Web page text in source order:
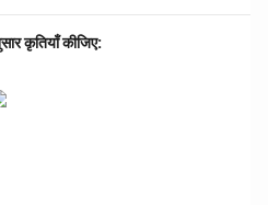
कृतियाँ कीजिए: